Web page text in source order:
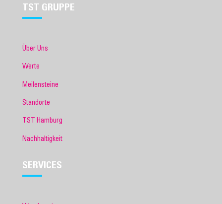
TST GRUPPE
Über Uns
Werte
Meilensteine
Standorte
TST Hamburg
Nachhaltigkeit
SERVICES